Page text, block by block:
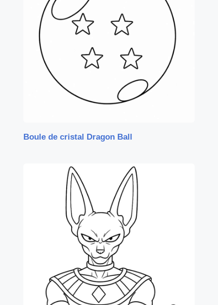
Boule de cristal Dragon Ball